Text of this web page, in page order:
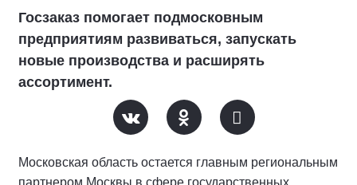
Госзаказ помогает подмосковным
предприятиям развиваться, запускать
новые производства и расширять
ассортимент.
Московская область остается главным региональным
партнером Москвы в сфере государственных